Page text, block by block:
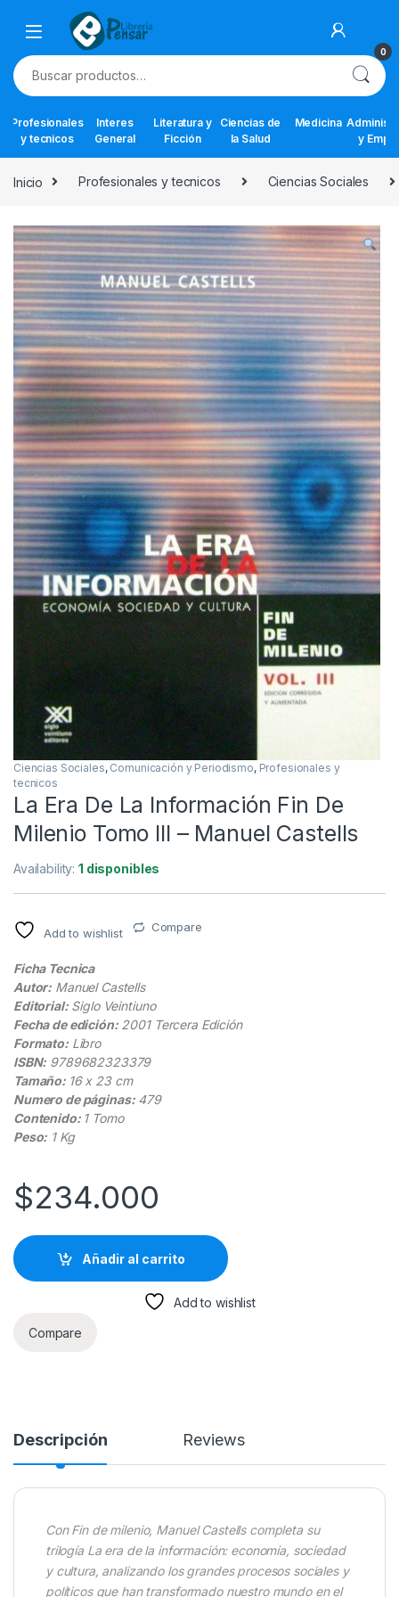
Skip to navigation
Skip to content
0
Buscar por:
Profesionales
y tecnicos
Interes
General
Literatura y
Ficción
Ciencias de
la Salud
Medicina
y
Inicio Profesionales y tecnicos Ciencias Sociales
Ciencias Sociales, Comunicación y Periodismo, Profesionales y
tecnicos
La Era De La Información Fin De
Milenio Tomo III – Manuel Castells
Availability:1 disponibles
Add to wishlist Compare
Ficha Tecnica
Autor: Manuel Castells
Editorial:Siglo Veintiuno
Fecha de edición:2001 Tercera Edición
Formato:Libro
ISBN: 9789682323379
Tamaño: 16 x 23 cm
Numero de páginas:479
Contenido: 1 Tomo
Peso: 1 Kg
$234.000
Añadir al carrito
Add to wishlist
Compare
Descripción Reviews
Con Fin de milenio, Manuel Castells completa su
trilogía La era de la información: economía, sociedad
y cultura, analizando los grandes procesos sociales y
políticos que han transformado nuestro mundo en el